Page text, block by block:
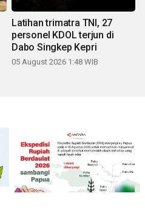
Latihan trimatra TNI, 27
personel KDOL terjun di
Dabo Singkep Kepri
05 August 2026 1:48 WIB